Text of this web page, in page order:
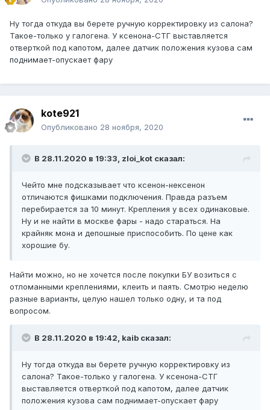
Ну тогда откуда вы берете ручную корректировку из салона?
Такое-только у галогена. У ксенона-СТГ выставляется
отверткой под капотом, далее датчик положения кузова сам
поднимает-опускает фару
kote921
Опубликовано 28 ноября, 2020
В 28.11.2020 в 19:33, zloi_kot сказал:
Чейто мне подсказывает что ксенон-нексенон
отличаются фишками подключения. Правда разъем
перебирается за 10 минут. Крепления у всех одинаковые.
Ну и не найти в москве фары - надо стараться. На
крайняк мона и депошные приспособить. По цене как
хорошие бу.
Найти можно, но не хочется после покупки БУ возиться с
отломанными креплениями, клеить и паять. Смотрю неделю
разные варианты, целую нашел только одну, и та под
вопросом.
В 28.11.2020 в 19:42, kaib сказал:
Ну тогда откуда вы берете ручную корректировку из
салона? Такое-только у галогена. У ксенона-СТГ
выставляется отверткой под капотом, далее датчик
положения кузова сам поднимает-опускает фару